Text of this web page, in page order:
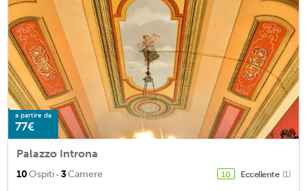
a partire da
77€
Palazzo Introna
10Ospiti · 3Camere 10 Eccellente (1)